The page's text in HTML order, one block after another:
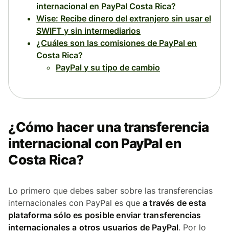
internacional en PayPal Costa Rica?
Wise: Recibe dinero del extranjero sin usar el
SWIFT y sin intermediarios
¿Cuáles son las comisiones de PayPal en
Costa Rica?
PayPal y su tipo de cambio
¿Cómo hacer una transferencia
internacional con PayPal en
Costa Rica?
Lo primero que debes saber sobre las transferencias
internacionales con PayPal es que a través de esta
plataforma sólo es posible enviar transferencias
internacionales a otros usuarios de PayPal. Por lo